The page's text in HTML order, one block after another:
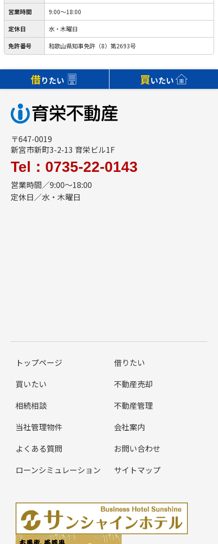
営業時間 9:00～18:00
定休日 水・木曜日
免許番号 和歌山県知事免許（8）第2693号
借りたい 買いたい
〒647-0019
新宮市新町3-2-13 育栄ビル1F
Tel：0735-22-0143
営業時間／9:00～18:00
定休日／水・木曜日
トップページ
借りたい
買いたい
不動産売却
相続相談
不動産管理
当社管理物件
会社案内
よくある質問
お問い合わせ
ローンシミュレーション
サイトマップ